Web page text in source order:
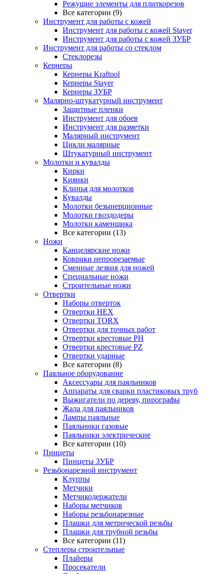
Режущие элементы для плиткорезов
Все категории (9)
Инструмент для работы с кожей
Инструмент для работы с кожей Stayer
Инструмент для работы с кожей ЗУБР
Инструмент для работы со стеклом
Стеклорезы
Кернеры
Кернеры Kraftool
Кернеры Stayer
Кернеры ЗУБР
Малярно-штукатурный инструмент
Защитные пленки
Инструмент для обоев
Инструмент для разметки
Малярный инструмент
Цикли малярные
Штукатурный инструмент
Молотки и кувалды
Кирки
Киянки
Клинья для молотков
Кувалды
Молотки безынерционные
Молотки гвоздодеры
Молотки каменщика
Все категории (13)
Ножи
Канцелярские ножи
Коврики непрорезаемые
Сменные лезвия для ножей
Специальные ножи
Строительные ножи
Отвертки
Наборы отверток
Отвертки HEX
Отвертки TORX
Отвертки для точных работ
Отвертки крестовые PH
Отвертки крестовые PZ
Отвертки ударные
Все категории (8)
Паяльное оборудование
Аксессуары для паяльников
Аппараты для сварки пластиковых труб
Выжигатели по дереву, пирографы
Жала для паяльников
Лампы паяльные
Паяльники газовые
Паяльники электрические
Все категории (10)
Пинцеты
Пинцеты ЗУБР
Резьбонарезной инструмент
Клуппы
Метчики
Метчикодержатели
Наборы метчиков
Наборы резьбонарезные
Плашки для метрической резьбы
Плашки для трубной резьбы
Все категории (11)
Степлеры строительные
Плайеры
Просекатели